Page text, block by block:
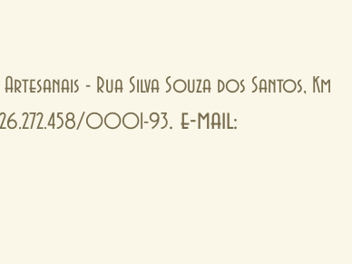
- Rua Silva Souza dos Santos, Km
0001-93. e-mail: